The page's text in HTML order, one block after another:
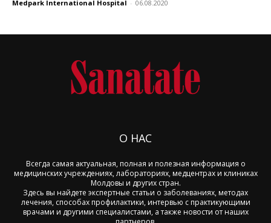
Medpark International Hospital - 06.08.2020
О НАС
Всегда самая актуальная, полная и полезная информация о
медицинских учреждениях, лабораториях, медцентрах и клиниках
Молдовы и других стран.
Здесь вы найдете экспертные статьи о заболеваниях, методах
лечения, способах профилактики, интервью с практикующими
врачами и другими специалистами, а также новости от наших